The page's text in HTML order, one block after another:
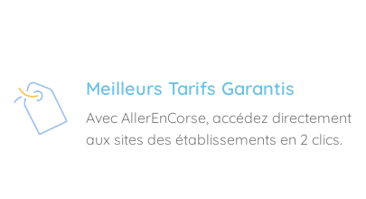
Meilleurs Tarifs Garantis
Avec AllerEnCorse, accédez directement
aux sites des établissements en 2 clics.